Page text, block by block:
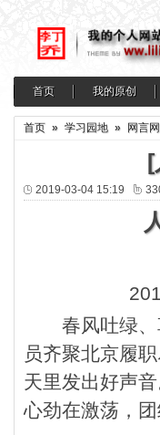
首页 我的原创
首页 » 学习园地 » 网言
2019-03-04 15:19
春风吐绿、
员齐聚北京履
天里发出好声
心劲在激荡，团